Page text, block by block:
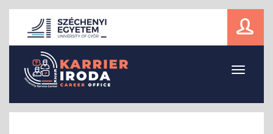
Toggle